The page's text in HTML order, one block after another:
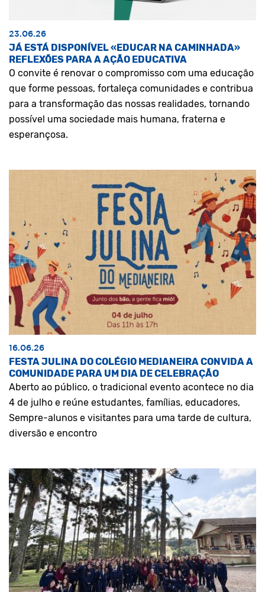
23.06.26
JÁ ESTÁ DISPONÍVEL «EDUCAR NA CAMINHADA»
REFLEXÕES PARA A AÇÃO EDUCATIVA
O convite é renovar o compromisso com uma educação
que forme pessoas, fortaleça comunidades e contribua
para a transformação das nossas realidades, tornando
possível uma sociedade mais humana, fraterna e
esperançosa.
16.06.26
FESTA JULINA DO COLÉGIO MEDIANEIRA CONVIDA A
COMUNIDADE PARA UM DIA DE CELEBRAÇÃO
Aberto ao público, o tradicional evento acontece no dia
4 de julho e reúne estudantes, famílias, educadores,
Sempre-alunos e visitantes para uma tarde de cultura,
diversão e encontro